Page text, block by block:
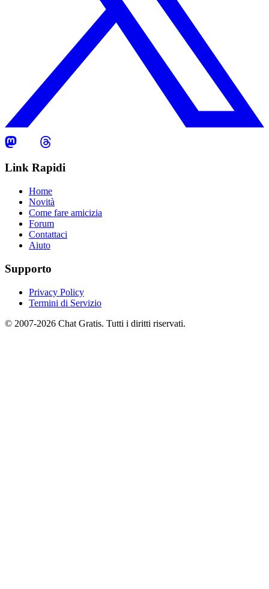
Link Rapidi
Home
Novità
Come fare amicizia
Forum
Contattaci
Aiuto
Supporto
Privacy Policy
Termini di Servizio
© 2007-2026 Chat Gratis. Tutti i diritti riservati.